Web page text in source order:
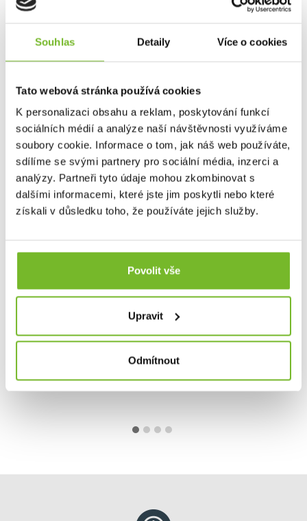
Souhlas Detaily Více o cookies
Tato webová stránka používá cookies
K personalizaci obsahu a reklam, poskytování funkcí
sociálních médií a analýze naší návštěvnosti využíváme
soubory cookie. Informace o tom, jak náš web používáte,
sdílíme se svými partnery pro sociální média, inzerci a
analýzy. Partneři tyto údaje mohou zkombinovat s
dalšími informacemi, které jste jim poskytli nebo které
získali v důsledku toho, že používáte jejich služby.
Povolit vše
Upravit
Odmítnout
Mohlo by Vás zajímat
89,90 €
Skladem: posledních 41 ks
Kód: 503101